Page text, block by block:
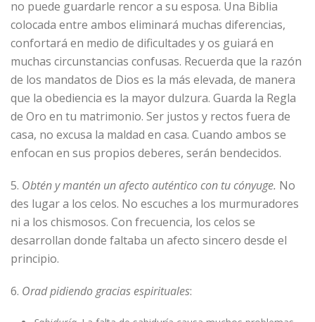
no puede guardarle rencor a su esposa. Una Biblia
colocada entre ambos eliminará muchas diferencias,
confortará en medio de dificultades y os guiará en
muchas circunstancias confusas. Recuerda que la razón
de los mandatos de Dios es la más elevada, de manera
que la obediencia es la mayor dulzura. Guarda la Regla
de Oro en tu matrimonio. Ser justos y rectos fuera de
casa, no excusa la maldad en casa. Cuando ambos se
enfocan en sus propios deberes, serán bendecidos.
5. Obtén y mantén un afecto auténtico con tu cónyuge. No
des lugar a los celos. No escuches a los murmuradores
ni a los chismosos. Con frecuencia, los celos se
desarrollan donde faltaba un afecto sincero desde el
principio.
6. Orad pidiendo gracias espirituales: